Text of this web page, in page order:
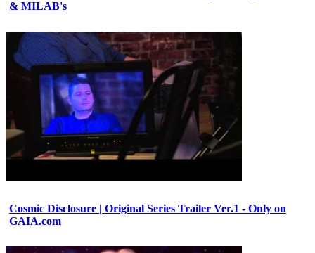
& MILAB's
Cosmic Disclosure | Original Series Trailer Ver.1 - Only on
GAIA.com